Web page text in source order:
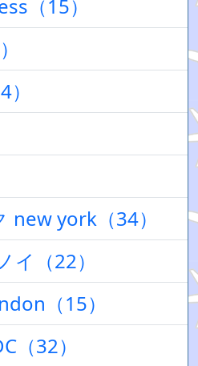
（15）
new york（34）
イ（22）
（15）
（32）